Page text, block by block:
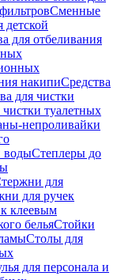
Сменные
детской
для отбеливания
накипиСредства
для чистки
чистки туалетных
непроливайки
водыСтеплеры до
для
для ручек
клеевым
бельяСтойки
Столы для
для персонала и